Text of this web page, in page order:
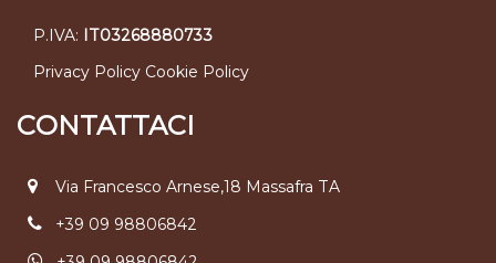
P.IVA: IT03268880733
Privacy Policy Cookie Policy
CONTATTACI
Via Francesco Arnese,18 Massafra TA
+39 09 98806842